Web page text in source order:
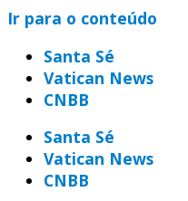
Ir para o conteúdo
Santa Sé
Vatican News
CNBB
Santa Sé
Vatican News
CNBB